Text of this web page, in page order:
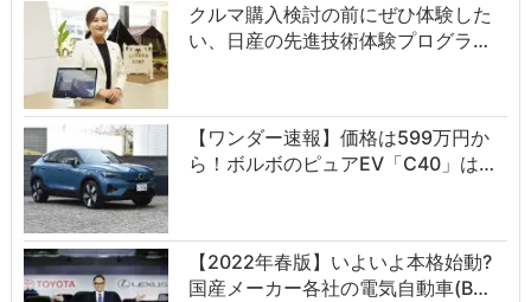
クルマ購入検討の前にぜひ体験した
い、日産の先進技術体験プログラ…
【ワンダー速報】価格は599万円か
ら！ボルボのピュアEV「C40」は…
【2022年春版】いよいよ本格始動?
国産メーカー各社の電気自動車(B…